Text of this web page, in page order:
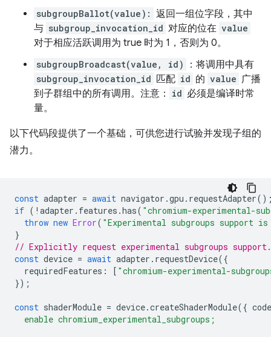
subgroupBallot(value): 返回一组位字段，其中
与 subgroup_invocation_id 对应的位在 value
对于相应活跃调用为 true 时为 1，否则为 0。
subgroupBroadcast(value, id) ：将调用中具有
subgroup_invocation_id 匹配 id 的 value 广播
到子群组中的所有调用。注意：
id 必须是编译时常
量。
以下代码段提供了一个基础，可供您进行试验并发现子组的
潜力。
const adapter = await navigator .gpu . requestAdapter
if ( ! adapter . features .has( "chromium-experimental-
throw new Error( "Experimental subgroups support
}
// Explicitly request experimental subgroups support.
const device = await adapter . requestDevice({
requiredFeatures : [ "chromium-experimental-
});
const shaderModule = device.createShaderModule({ code
  enable chromium_experimental_subgroups;